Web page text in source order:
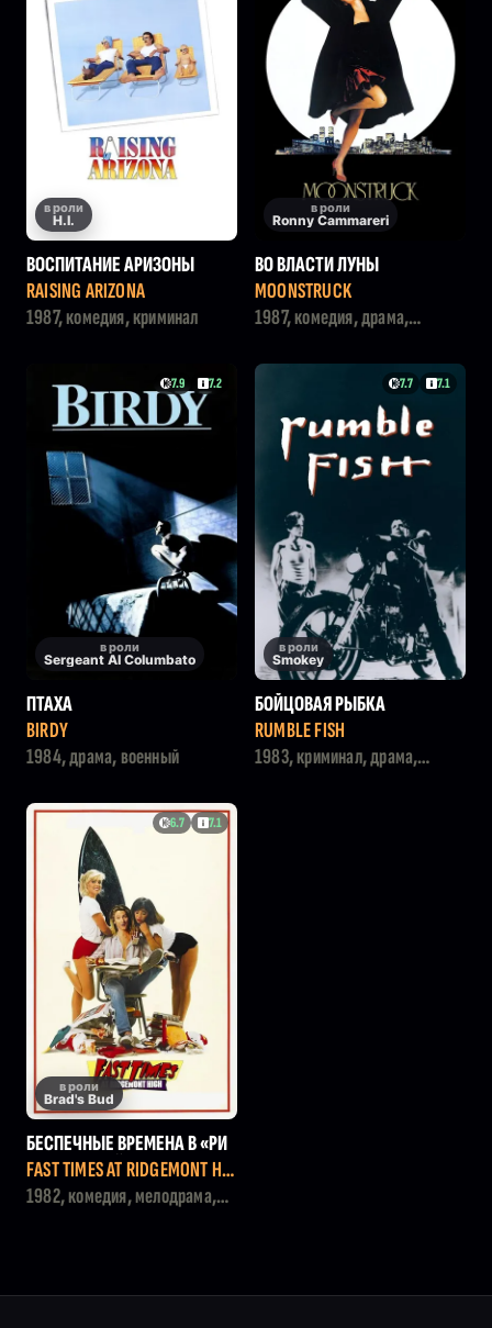
в роли
H.I.
ВОСПИТАНИЕ АРИЗОНЫ
RAISING ARIZONA
1987, комедия, криминал
в роли
Ronny Cammareri
ВО ВЛАСТИ ЛУНЫ
MOONSTRUCK
1987, комедия, драма,
7.9 7.2
в роли
Sergeant Al Columbato
ПТАХА
BIRDY
1984, драма, военный
7.7 7.1
в роли
Smokey
БОЙЦОВАЯ РЫБКА
RUMBLE FISH
1983, криминал, драма,
6.7 7.1
в роли
Brad's Bud
БЕСПЕЧНЫЕ ВРЕМЕНА В «РИ
ДЖМОНТ ХАЙ»
FAST TIMES AT RIDGEMONT HIG
H
1982, комедия, мелодрама,